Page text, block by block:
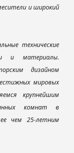
и широкий
технические
и материалы.
дизайном
мировых
крупнейшим
комнат в
чем 25-летним